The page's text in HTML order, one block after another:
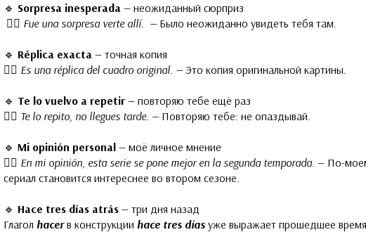
🔹 Sorpresa inesperada — неожиданный сюрприз
👉🏻 Fue una sorpresa verte allí. — Было неожиданно увидеть тебя там.
🔹 Réplica exacta — точная копия
👉🏻 Es una réplica del cuadro original. — Это копия оригинальной картины.
🔹 Te lo vuelvo a repetir — повторяю тебе ещё раз
👉🏻 Te lo repito, no llegues tarde. — Повторяю тебе: не опаздывай.
🔹 Mi opinión personal — моё личное мнение
👉🏻 En mi opinión, esta serie se pone mejor en la segunda temporada. — По-
сериал становится интереснее во втором сезоне.
🔹 Hace tres días atrás — три дня назад
Глагол hacerв конструкции hace tres días уже выражает прошедшее